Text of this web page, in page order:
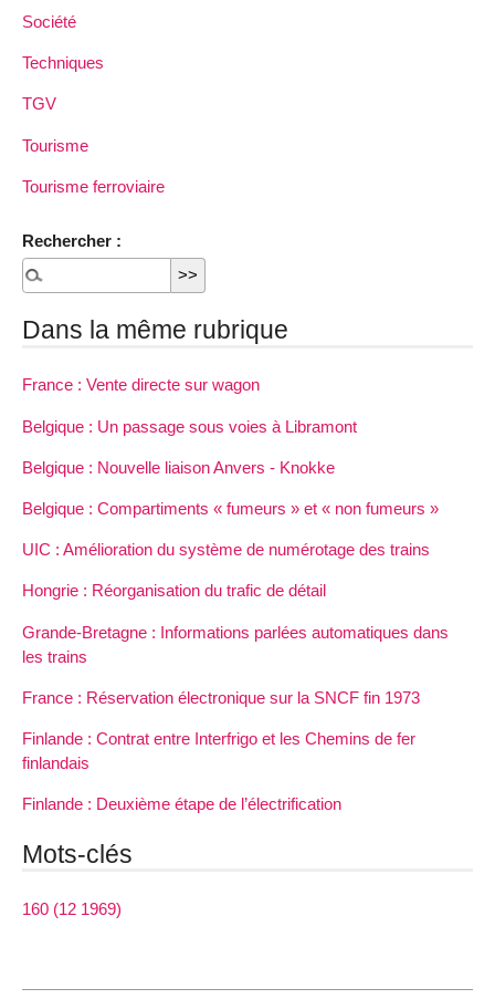
Société
Techniques
TGV
Tourisme
Tourisme ferroviaire
Rechercher :
Dans la même rubrique
France : Vente directe sur wagon
Belgique : Un passage sous voies à Libramont
Belgique : Nouvelle liaison Anvers - Knokke
Belgique : Compartiments « fumeurs » et « non fumeurs »
UIC : Amélioration du système de numérotage des trains
Hongrie : Réorganisation du trafic de détail
Grande-Bretagne : Informations parlées automatiques dans
les trains
France : Réservation électronique sur la SNCF fin 1973
Finlande : Contrat entre Interfrigo et les Chemins de fer
finlandais
Finlande : Deuxième étape de l’électrification
Mots-clés
160 (12 1969)